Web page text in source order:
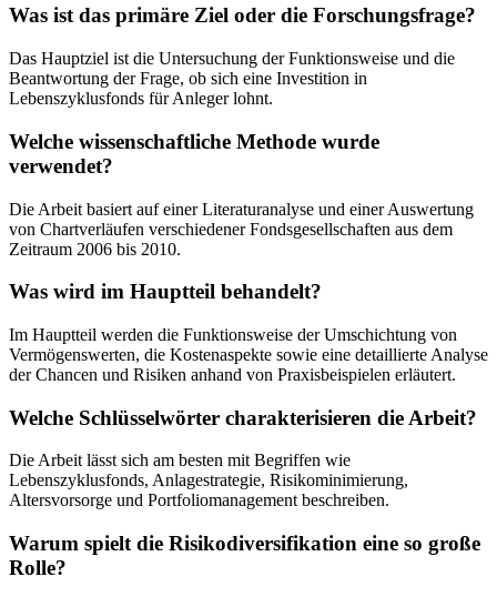
Was ist das primäre Ziel oder die Forschungsfrage?
Das Hauptziel ist die Untersuchung der Funktionsweise und die
Beantwortung der Frage, ob sich eine Investition in
Lebenszyklusfonds für Anleger lohnt.
Welche wissenschaftliche Methode wurde
verwendet?
Die Arbeit basiert auf einer Literaturanalyse und einer Auswertung
von Chartverläufen verschiedener Fondsgesellschaften aus dem
Zeitraum 2006 bis 2010.
Was wird im Hauptteil behandelt?
Im Hauptteil werden die Funktionsweise der Umschichtung von
Vermögenswerten, die Kostenaspekte sowie eine detaillierte Analyse
der Chancen und Risiken anhand von Praxisbeispielen erläutert.
Welche Schlüsselwörter charakterisieren die Arbeit?
Die Arbeit lässt sich am besten mit Begriffen wie
Lebenszyklusfonds, Anlagestrategie, Risikominimierung,
Altersvorsorge und Portfoliomanagement beschreiben.
Warum spielt die Risikodiversifikation eine so große
Rolle?